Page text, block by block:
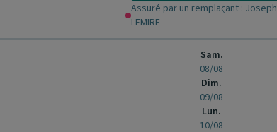
Assuré par un remplaçant : Joseph
LEMIRE
Sam.
08/08
Dim.
09/08
Lun.
10/08